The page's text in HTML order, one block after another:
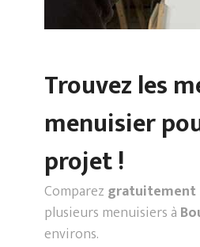
Trouvez les
menuisier
projet !
Comparez gratuitement
plusieurs menuisiers à
environs.